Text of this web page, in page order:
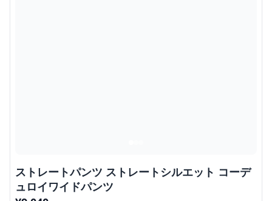
ストレートパンツ ストレートシルエット コーデ
ュロイワイドパンツ